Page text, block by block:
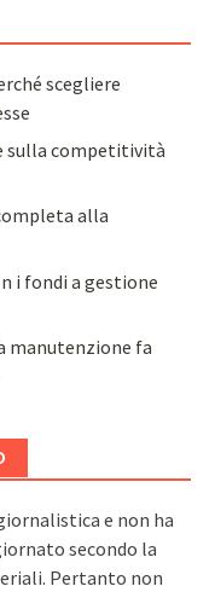
scegliere
sulla competitività
alla
i fondi a gestione
manutenzione fa
e non ha
secondo la
Pertanto non